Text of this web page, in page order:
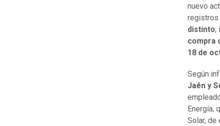
nuevo
registros
distinto,
compra
18 de
Según
Jaén y
Energía,
Solar, de